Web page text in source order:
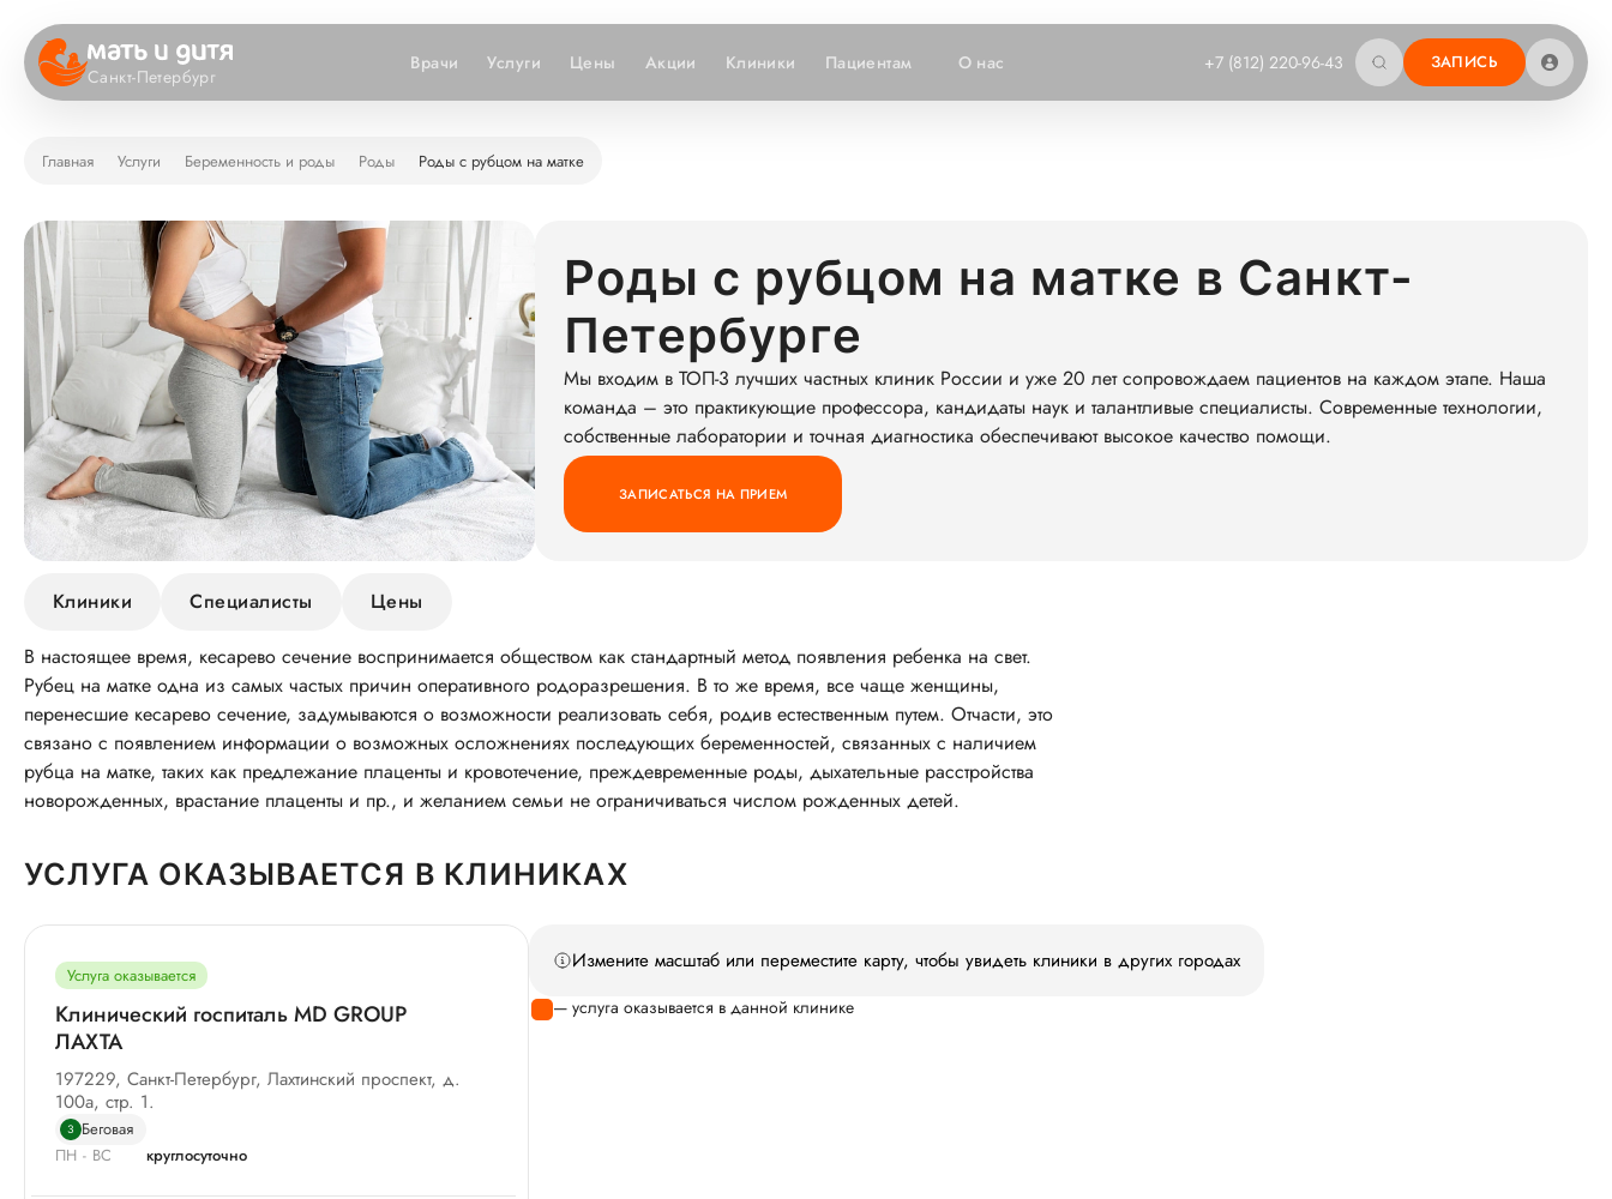
Санкт-Петербург
Врачи Услуги Цены Акции Клиники Пациентам О нас +7 (812) 220-96-43 ЗАПИСЬ
Главная Услуги Беременность и роды Роды Роды с рубцом на матке
Роды с рубцом на матке в Санкт-
Петербурге
Мы входим в ТОП-3 лучших частных клиник России и уже 20 лет сопровождаем пациентов на каждом этапе. Наша
команда – это практикующие профессора, кандидаты наук и талантливые специалисты. Современные технологии,
собственные лаборатории и точная диагностика обеспечивают высокое качество помощи.
ЗАПИСАТЬСЯ НА ПРИЕМ
Клиники Специалисты
Цены
В настоящее время, кесарево сечение воспринимается обществом как стандартный метод появления ребенка на свет.
Рубец на матке одна из самых частых причин оперативного родоразрешения. В то же время, все чаще женщины,
перенесшие кесарево сечение, задумываются о возможности реализовать себя, родив естественным путем. Отчасти, это
связано с появлением информации о возможных осложнениях последующих беременностей, связанных с наличием
рубца на матке, таких как предлежание плаценты и кровотечение, преждевременные роды, дыхательные расстройства
новорожденных, врастание плаценты и пр., и желанием семьи не ограничиваться числом рожденных детей.
УСЛУГА ОКАЗЫВАЕТСЯ В КЛИНИКАХ
Услуга оказывается
Клинический госпиталь MD GROUP
ЛАХТА
197229, Санкт-Петербург, Лахтинский проспект, д.
100а, стр. 1.
3
Беговая
ПН - ВС
круглосуточно
Измените масштаб или переместите карту, чтобы увидеть клиники в других городах
— услуга оказывается в данной клинике